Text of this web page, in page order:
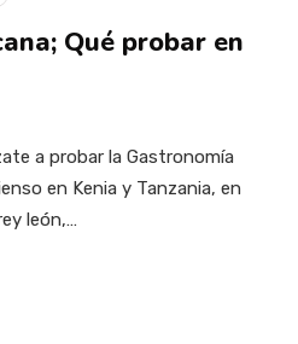
Qué probar en
a probar la Gastronomía
en Kenia y Tanzania, en
león,…